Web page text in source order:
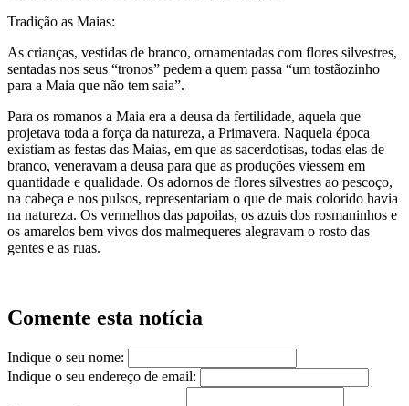
Tradição as Maias:
As crianças, vestidas de branco, ornamentadas com flores silvestres,
sentadas nos seus “tronos” pedem a quem passa “um tostãozinho
para a Maia que não tem saia”.
Para os romanos a Maia era a deusa da fertilidade, aquela que
projetava toda a força da natureza, a Primavera. Naquela época
existiam as festas das Maias, em que as sacerdotisas, todas elas de
branco, veneravam a deusa para que as produções viessem em
quantidade e qualidade. Os adornos de flores silvestres ao pescoço,
na cabeça e nos pulsos, representariam o que de mais colorido havia
na natureza. Os vermelhos das papoilas, os azuis dos rosmaninhos e
os amarelos bem vivos dos malmequeres alegravam o rosto das
gentes e as ruas.
Comente esta notícia
Indique o seu nome:
Indique o seu endereço de email: